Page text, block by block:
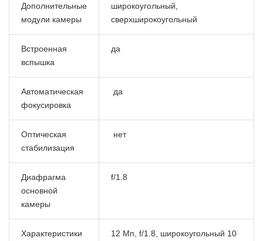
Дополнительные
модули камеры
широкоугольный,
сверхширокоугольный
Встроенная
вспышка
да
Автоматическая
фокусировка
да
Оптическая
стабилизация
нет
Диафрагма
основной
камеры
f/1.8
Характеристики
12 Мп, f/1.8, широкоугольный 10